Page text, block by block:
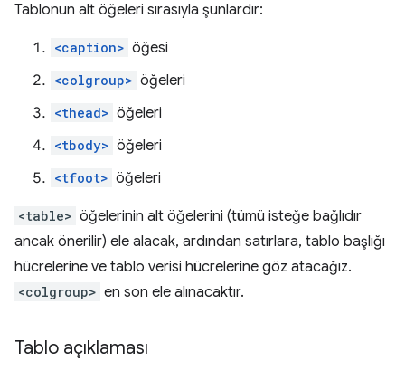
Tablonun alt öğeleri sırasıyla şunlardır:
<caption> öğesi
<colgroup> öğeleri
<thead> öğeleri
<tbody> öğeleri
<tfoot> öğeleri
<table> öğelerinin alt öğelerini (tümü isteğe bağlıdır
ancak önerilir) ele alacak, ardından satırlara, tablo başlığı
hücrelerine ve tablo verisi hücrelerine göz atacağız.
<colgroup> en son ele alınacaktır.
Tablo açıklaması